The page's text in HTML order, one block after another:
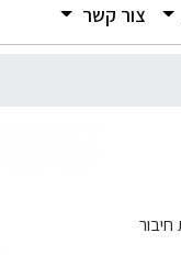
צור קשר
חיבור